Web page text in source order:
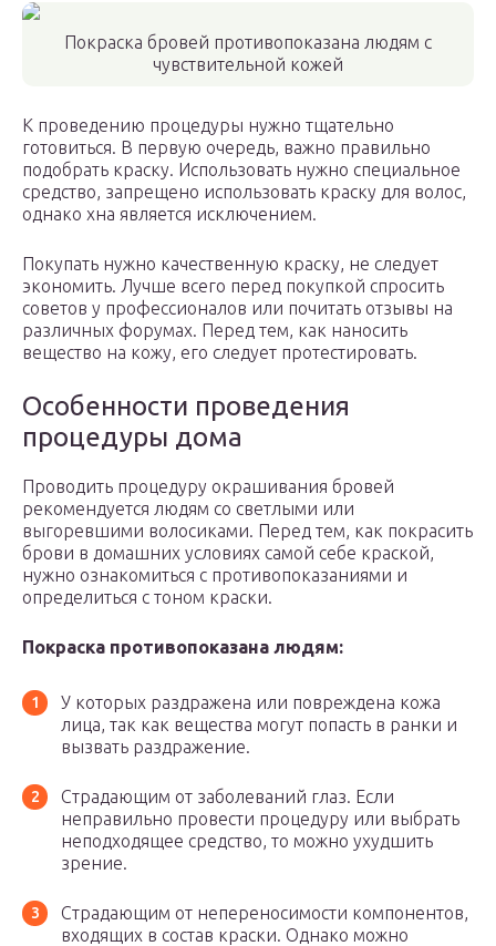
Покраска бровей противопоказана людям с
чувствительной кожей
К проведению процедуры нужно тщательно
готовиться. В первую очередь, важно правильно
подобрать краску. Использовать нужно специальное
средство, запрещено использовать краску для волос,
однако хна является исключением.
Покупать нужно качественную краску, не следует
экономить. Лучше всего перед покупкой спросить
советов у профессионалов или почитать отзывы на
различных форумах. Перед тем, как наносить
вещество на кожу, его следует протестировать.
Особенности проведения
процедуры дома
Проводить процедуру окрашивания бровей
рекомендуется людям со светлыми или
выгоревшими волосиками. Перед тем, как покрасить
брови в домашних условиях самой себе краской,
нужно ознакомиться с противопоказаниями и
определиться с тоном краски.
Покраска противопоказана людям:
У которых раздражена или повреждена кожа
лица, так как вещества могут попасть в ранки и
вызвать раздражение.
Страдающим от заболеваний глаз. Если
неправильно провести процедуру или выбрать
неподходящее средство, то можно ухудшить
зрение.
Страдающим от непереносимости компонентов,
входящих в состав краски. Однако можно